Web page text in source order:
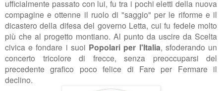
ufficialmente passato con lui, fu tra i pochi eletti della nuova
compagine e ottenne il ruolo di "saggio" per le riforme e il
dicastero della difesa del governo Letta, cui fu fedele molto
più che al progetto montiano. Al punto da uscire da Scelta
civica e fondare i suoi Popolari per l'Italia, sfoderando un
concerto tricolore di frecce, senza preoccuparsi del
precedente grafico poco felice di Fare per Fermare il
declino.